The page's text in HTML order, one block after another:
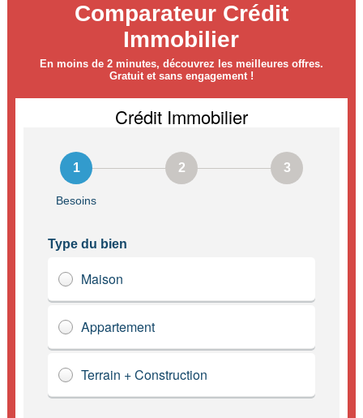
Comparateur Crédit
Immobilier
En moins de 2 minutes, découvrez les meilleures offres.
Gratuit et sans engagement !